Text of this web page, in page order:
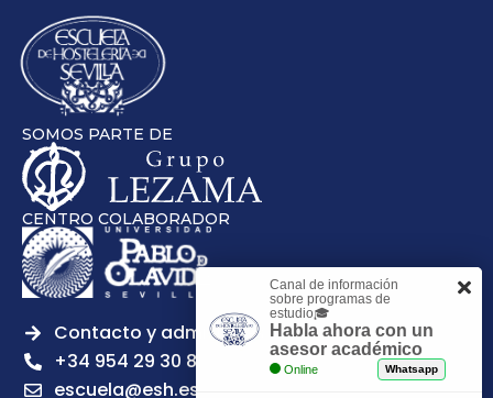
SOMOS PARTE DE
CENTRO COLABORADOR
Contacto y admisiones
+34 954 29 30 81
escuela@esh.es
Canal de información
sobre programas de
estudio🎓
Habla ahora con un
asesor académico
Online Whatsapp